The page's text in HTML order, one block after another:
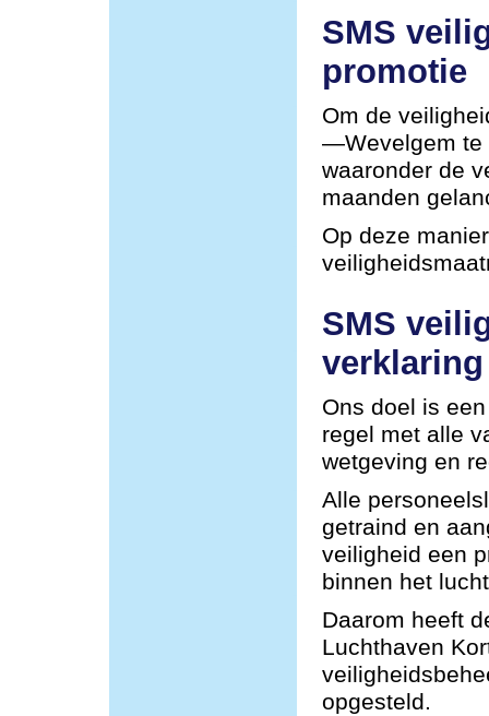
SMS
promotie
Om de
—Wevelgem te
waaronder de
maanden
Op deze
SMS
verklaring
Ons doel is
regel met alle
wetgeving en
Alle
getraind en
veiligheid een
binnen het
Daarom heeft
Luchthaven
opgesteld.